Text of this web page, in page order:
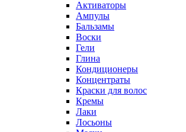
Активаторы
Ампулы
Бальзамы
Воски
Гели
Глина
Кондиционеры
Концентраты
Краски для волос
Кремы
Лаки
Лосьоны